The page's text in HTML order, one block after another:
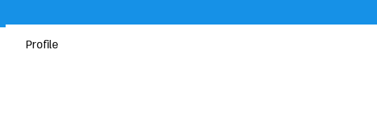
Profile